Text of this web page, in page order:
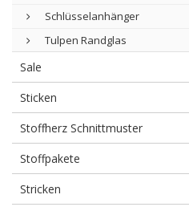
Schlüsselanhänger
Tulpen Randglas
Sale
Sticken
Stoffherz Schnittmuster
Stoffpakete
Stricken